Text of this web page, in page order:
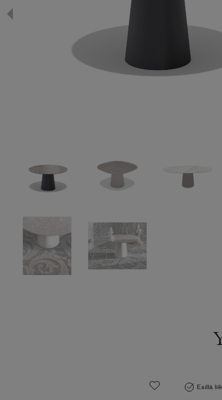
Esillä